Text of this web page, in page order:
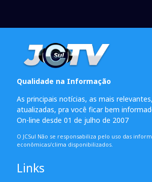
Qualidade na Informação
As principais notícias, as mais
atualizadas, pra você ficar bem
On-line desde 01 de julho de 2007
O JCSul Não se responsabiliza pelo uso das
econômicas/clima disponibilizados.
Links